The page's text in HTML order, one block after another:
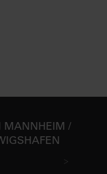
MANNHEIM /
>